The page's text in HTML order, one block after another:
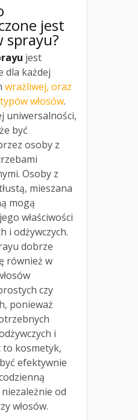
jest
sprayu?
jest
dla każdej
wrażliwej, oraz
włosów.
uniwersalności,
być
osoby z
Osoby z
mieszana
mogą
właściwości
i odżywczych.
dobrze
również w
czy
ponieważ
i
to kosmetyk,
efektywnie
od
włosów.